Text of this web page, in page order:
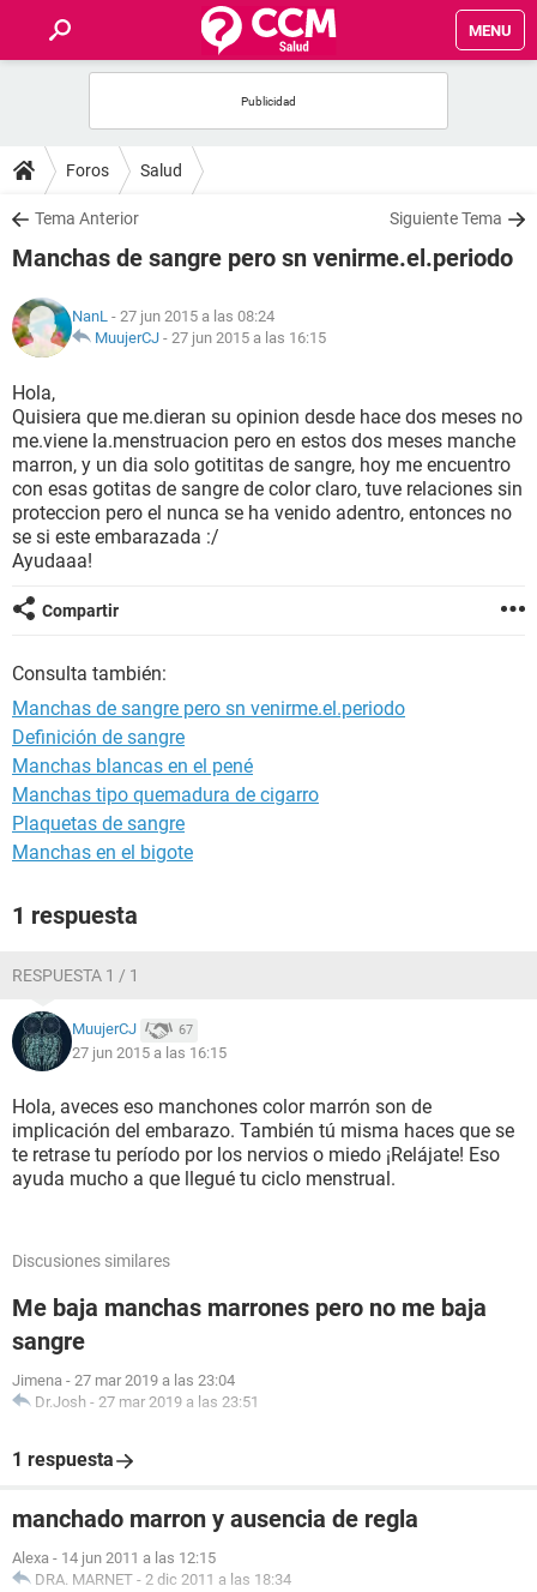
MENU
FOROS
SALUD
NUTRICIÓN
BIENESTAR
SEXUALIDAD
GLOSARIO
Foros Salud
Tema Anterior Siguiente Tema
Manchas de sangre pero sn venirme.el.periodo
NanL - 27 jun 2015 a las 08:24
MuujerCJ - 27 jun 2015 a las 16:15
Hola,
Quisiera que me.dieran su opinion desde hace dos meses no
me.viene la.menstruacion pero en estos dos meses manche
marron, y un dia solo gotititas de sangre, hoy me encuentro
con esas gotitas de sangre de color claro, tuve relaciones sin
proteccion pero el nunca se ha venido adentro, entonces no
se si este embarazada :/
Ayudaaa!
Compartir
Consulta también:
Manchas de sangre pero sn venirme.el.periodo
Definición de sangre
Manchas blancas en el pené
Manchas tipo quemadura de cigarro
Plaquetas de sangre
Manchas en el bigote
1 respuesta
RESPUESTA 1 / 1
MuujerCJ 67
27 jun 2015 a las 16:15
Hola, aveces eso manchones color marrón son de
implicación del embarazo. También tú misma haces que se
te retrase tu período por los nervios o miedo ¡Relájate! Eso
ayuda mucho a que llegué tu ciclo menstrual.
Discusiones similares
Me baja manchas marrones pero no me baja
sangre
Jimena - 27 mar 2019 a las 23:04
Dr.Josh - 27 mar 2019 a las 23:51
1 respuesta
manchado marron y ausencia de regla
Alexa - 14 jun 2011 a las 12:15
DRA. MARNET - 2 dic 2011 a las 18:34